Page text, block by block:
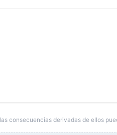
consecuencias derivadas de ellos